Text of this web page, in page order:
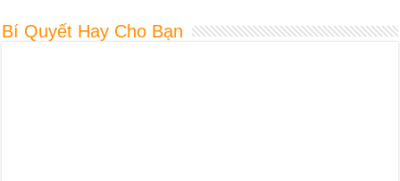
Bí Quyết Hay Cho Bạn